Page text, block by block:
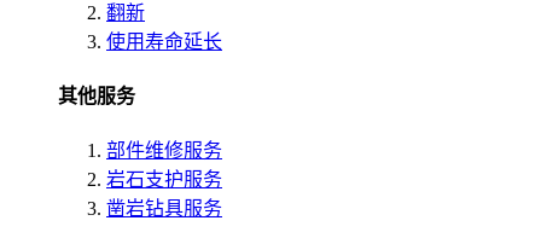
翻新
使用寿命延长
其他服务
部件维修服务
岩石支护服务
凿岩钻具服务